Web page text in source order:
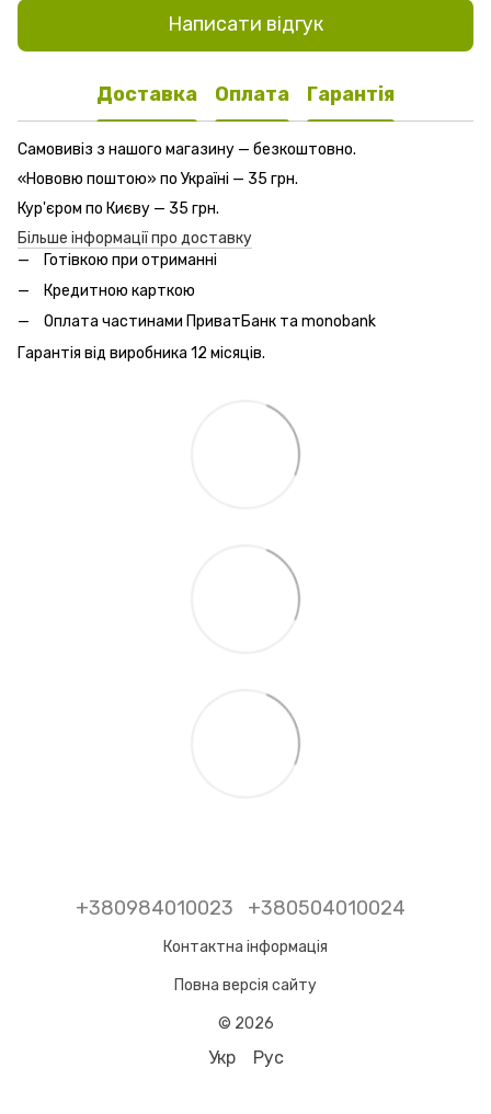
Написати відгук
Доставка Оплата Гарантія
Самовивіз з нашого магазину — безкоштовно.
«Нововю поштою» по Україні — 35 грн.
Кур'єром по Києву — 35 грн.
Більше інформації про доставку
Готівкою при отриманні
Кредитною карткою
Оплата частинами ПриватБанк та monobank
Гарантія від виробника 12 місяців.
+380984010023 +380504010024
Контактна інформація
Повна версія сайту
© 2026
Укр Рус